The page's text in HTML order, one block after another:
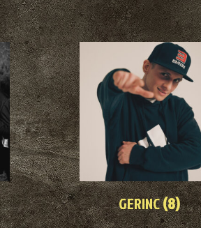
GERINC(8)